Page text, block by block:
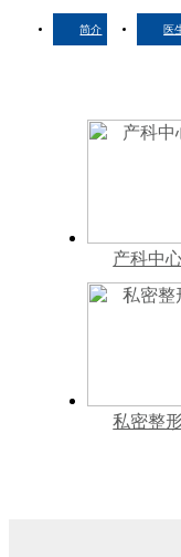
简介 医
产科中
私密整形